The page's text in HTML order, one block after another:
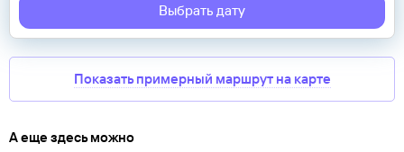
Выбрать дату
Показать примерный маршрут на карте
А еще здесь можно